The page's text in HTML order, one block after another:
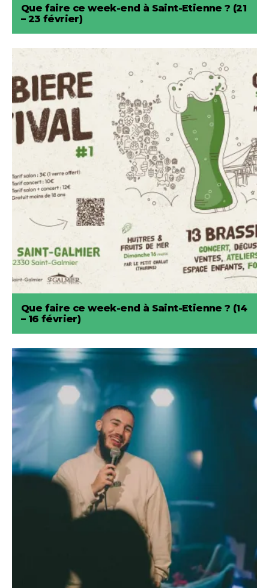
Que faire ce week-end à Saint-Etienne ? (21
– 23 février)
Que faire ce week-end à Saint-Etienne ? (14
– 16 février)